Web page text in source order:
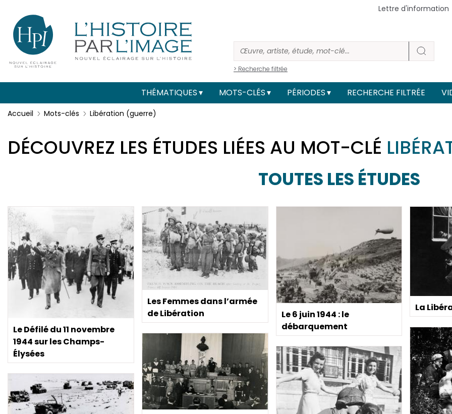
> Recherche filtrée
Menu
secondaire
(header)
Lettre d'information
Main
navigation
THÉMATIQUES MOTS-CLÉS PÉRIODES RECHERCHE FILTRÉE
Accueil Mots-clés Libération (guerre)
DÉCOUVREZ LES ÉTUDES LIÉES AU MOT-CLÉ
TOUTES LES ÉTUDES
Le Défilé du 11 novembre
1944 sur les Champs-
Élysées
Les Femmes dans l’armée
de Libération
Le 6 juin 1944 : le
débarquement
La